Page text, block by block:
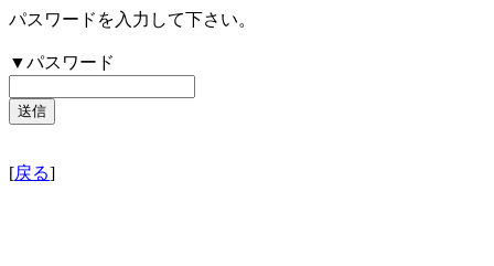
パスワードを入力して下さい。
▼パスワード
[戻る]